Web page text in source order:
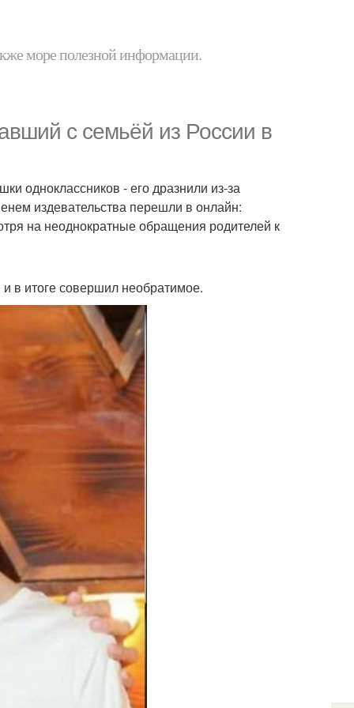
море полезной информации.
с семьёй из России в
одноклассников - его дразнили из-за
издевательства перешли в онлайн:
на неоднократные обращения родителей к
в итоге совершил необратимое.